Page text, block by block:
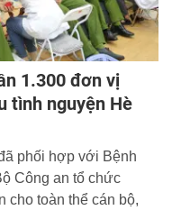
1.300 đơn vị
tình nguyện Hè
phối hợp với Bệnh
Công an tổ chức
cho toàn thể cán bộ,